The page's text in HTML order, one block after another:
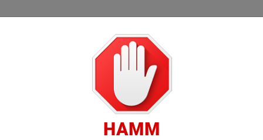
COLUNAS EMPREGOS
DEIXA UMA VÍTIMA FATAL. VÍDEO:MOTORISTA É
HAMM